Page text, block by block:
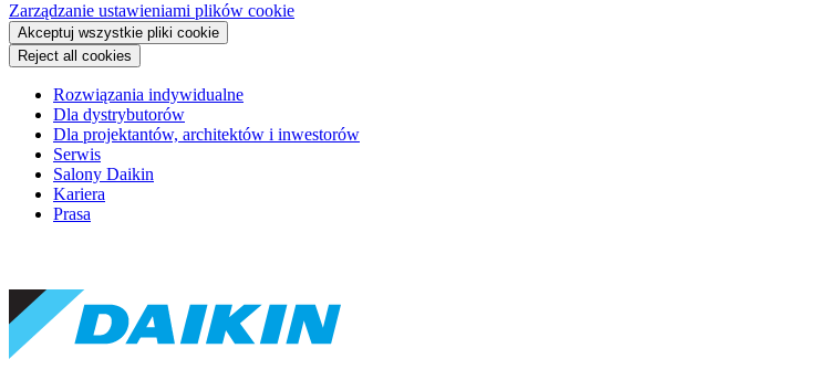
Zarządzanie ustawieniami plików cookie
Akceptuj wszystkie pliki cookie
Reject all cookies
Rozwiązania indywidualne
Dla dystrybutorów
Dla projektantów, architektów i inwestorów
Serwis
Salony Daikin
Kariera
Prasa